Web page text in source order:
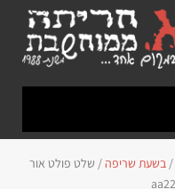
/ בשעת שריפה/ שלט פולט אור